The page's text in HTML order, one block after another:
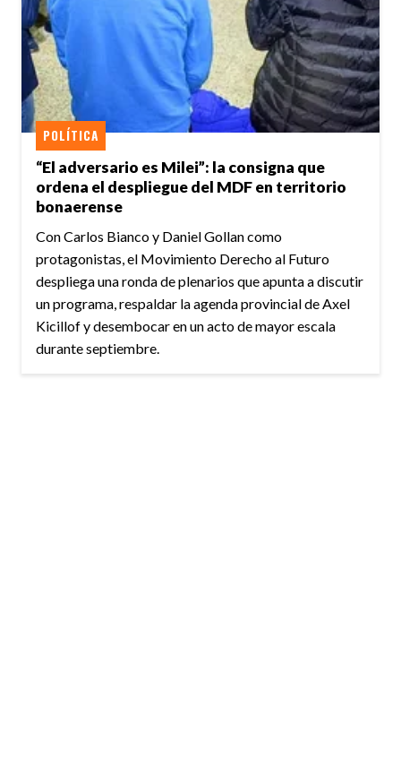
“El adversario es Milei”: la consigna que
ordena el despliegue del MDF en territorio
bonaerense
POLÍTICA
Con Carlos Bianco y Daniel Gollan como
protagonistas, el Movimiento Derecho al Futuro
despliega una ronda de plenarios que apunta a discutir
un programa, respaldar la agenda provincial de Axel
Kicillof y desembocar en un acto de mayor escala
durante septiembre.